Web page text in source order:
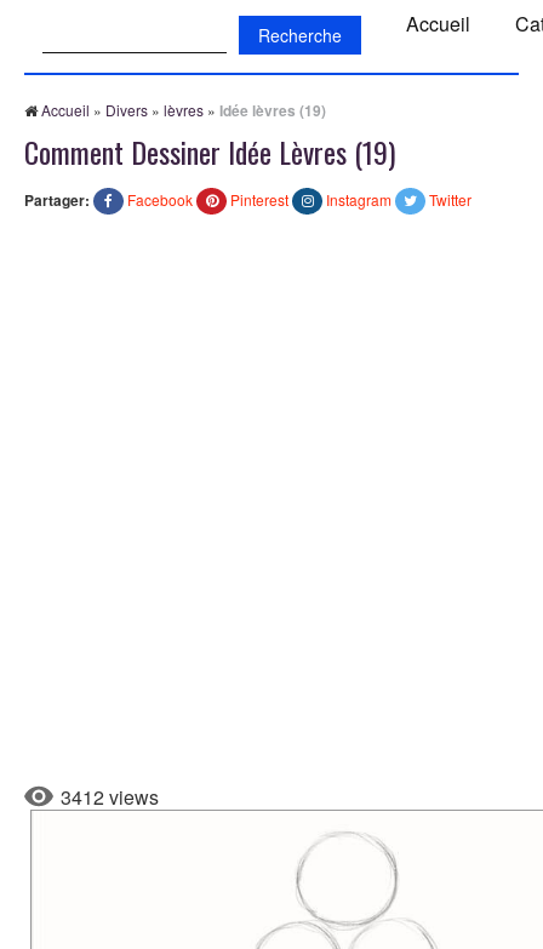
Accueil
Accueil » Divers » lèvres » Idée lèvres (19)
Comment Dessiner Idée Lèvres (19)
Partager: Facebook Pinterest Instagram Twitter
3412 views